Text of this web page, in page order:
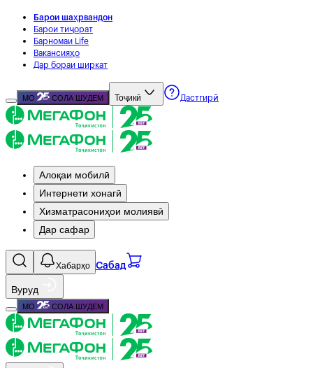
Барои шаҳрвандон
Барои тиҷорат
Барномаи Life
Вакансияҳо
Дар бораи ширкат
МО СОЛА ШУДЕМ Тоҷикӣ Дастгирӣ
Алоқаи мобилӣ
Интернети хонагӣ
Хизматрасониҳои молиявӣ
Дар сафар
Хабарҳо Сабад
Вуруд
МО СОЛА ШУДЕМ